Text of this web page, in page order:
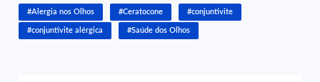
#Alergia nos Olhos #Ceratocone #conjuntivite
#conjuntivite alérgica #Saúde dos Olhos